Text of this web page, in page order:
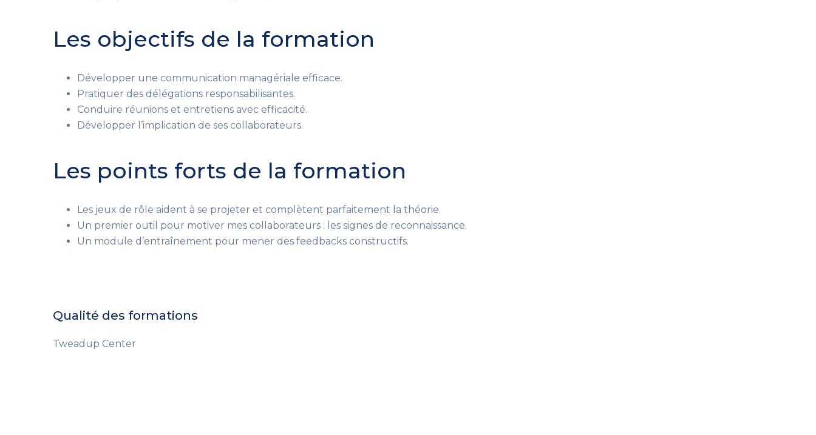
Les objectifs de la formation
Développer une communication managériale efficace.
Pratiquer des délégations responsabilisantes.
Conduire réunions et entretiens avec efficacité.
Développer l’implication de ses collaborateurs.
Les points forts de la formation
Les jeux de rôle aident à se projeter et complètent parfaitement la théorie.
Un premier outil pour motiver mes collaborateurs : les signes de reconnaissance.
Un module d’entraînement pour mener des feedbacks constructifs.
Qualité des formations
Tweadup Center